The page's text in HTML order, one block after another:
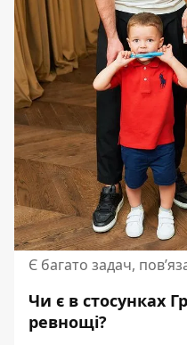
Є багато задач,
Чи є в стосунках
ревнощі?